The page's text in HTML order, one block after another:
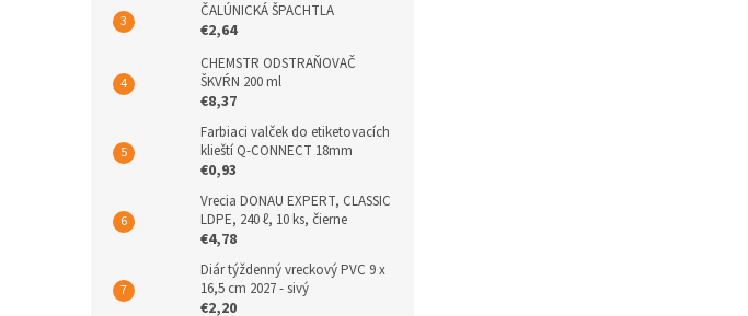
ČALÚNICKÁ ŠPACHTLA
€2,64
CHEMSTR ODSTRAŇOVAČ
ŠKVŔN 200 ml
€8,37
Farbiaci valček do etiketovacích
klieští Q-CONNECT 18mm
€0,93
Vrecia DONAU EXPERT, CLASSIC
LDPE, 240 ℓ, 10 ks, čierne
€4,78
Diár týždenný vreckový PVC 9 x
16,5 cm 2027 - sivý
€2,20